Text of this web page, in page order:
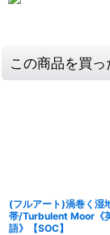
この商品を買
(フルアート)渦巻く湿
帯/Turbulent Moor《
語》【SOC】